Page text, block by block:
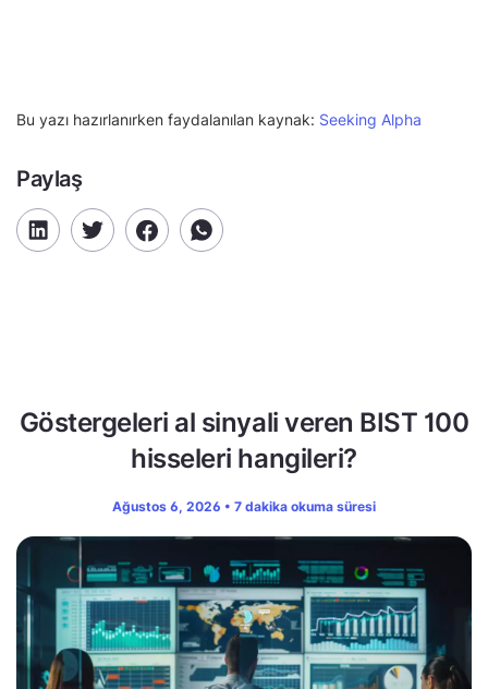
Bu yazı hazırlanırken faydalanılan kaynak: Seeking Alpha
Paylaş
Göstergeleri al sinyali veren BIST 100
hisseleri hangileri?
Ağustos 6, 2026 • 7 dakika okuma süresi